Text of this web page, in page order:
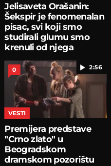
Jelisaveta Orašanin:
Šekspir je fenomenalan
pisac, svi koji smo
studirali glumu smo
krenuli od njega
2:56
0
VESTI
Premijera predstave
"Crno zlato" u
Beogradskom
dramskom pozorištu